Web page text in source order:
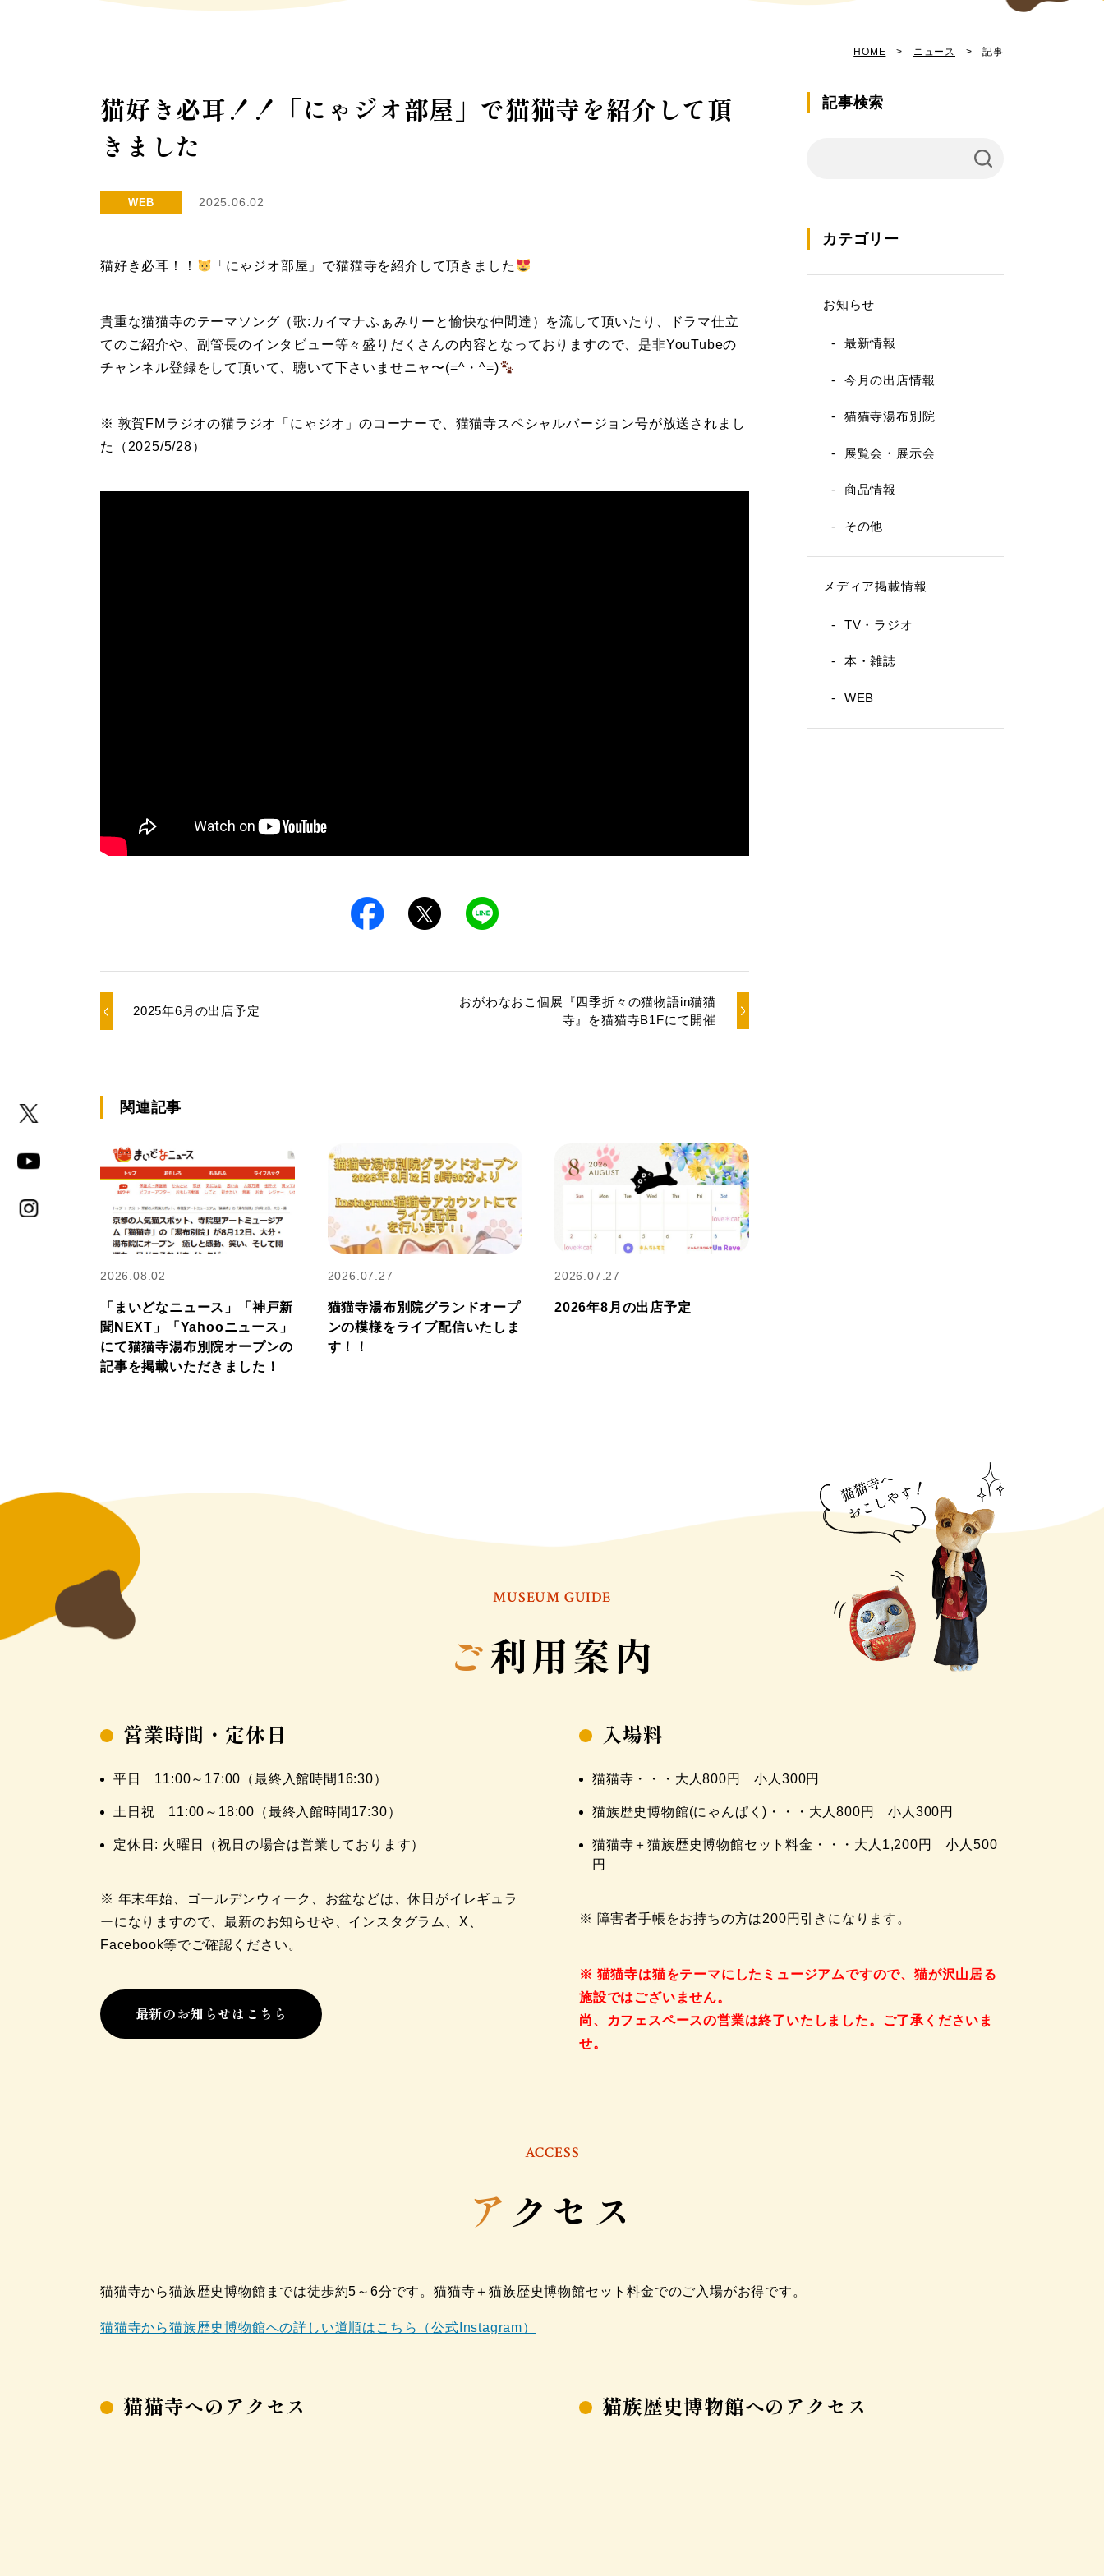
HOME > ニュース > 記事
猫好き必耳！！「にゃジオ部屋」で猫猫寺を紹介して頂
きました
WEB 2025.06.02
猫好き必耳！！ 「にゃジオ部屋」で猫猫寺を紹介して頂きました
貴重な猫猫寺のテーマソング（歌:カイマナふぁみりーと愉快な仲間達）を流して頂いたり、ドラマ仕立
てのご紹介や、副管長のインタビュー等々盛りだくさんの内容となっておりますので、是非YouTubeの
チャンネル登録をして頂いて、聴いて下さいませニャ〜(=^・^=)
※ 敦賀FMラジオの猫ラジオ「にゃジオ」のコーナーで、猫猫寺スペシャルバージョン号が放送されまし
た（2025/5/28）
2025年6月の出店予定
おがわなおこ個展『四季折々の猫物語in猫猫
寺』を猫猫寺B1Fにて開催
関連記事
2026.08.02
「まいどなニュース」「神戸新
聞NEXT」「Yahooニュース」
にて猫猫寺湯布別院オープンの
記事を掲載いただきました！
2026.07.27
猫猫寺湯布別院グランドオープ
ンの模様をライブ配信いたしま
す！！
2026.07.27
2026年8月の出店予定
記事検索
カテゴリー
お知らせ
最新情報
今月の出店情報
猫猫寺湯布別院
展覧会・展示会
商品情報
その他
メディア掲載情報
TV・ラジオ
本・雑誌
WEB
MUSEUM GUIDE
ご利用案内
営業時間・定休日
平日 11:00～17:00（最終入館時間16:30）
土日祝 11:00～18:00（最終入館時間17:30）
定休日: 火曜日（祝日の場合は営業しております）
※ 年末年始、ゴールデンウィーク、お盆などは、休日がイレギュラ
ーになりますので、最新のお知らせや、インスタグラム、X、
Facebook等でご確認ください。
最新のお知らせはこちら
入場料
猫猫寺・・・大人800円 小人300円
猫族歴史博物館(にゃんぱく)・・・大人800円 小人300円
猫猫寺＋猫族歴史博物館セット料金・・・大人1,200円 小人500
円
※ 障害者手帳をお持ちの方は200円引きになります。
※ 猫猫寺は猫をテーマにしたミュージアムですので、猫が沢山居る
施設ではございません。
尚、カフェスペースの営業は終了いたしました。ご了承くださいま
せ。
ACCESS
ア クセス
猫猫寺から猫族歴史博物館までは徒歩約5～6分です。猫猫寺＋猫族歴史博物館セット料金でのご入場がお得です。
猫猫寺から猫族歴史博物館への詳しい道順はこちら（公式Instagram）
猫猫寺へのアクセス 猫族歴史博物館へのアクセス